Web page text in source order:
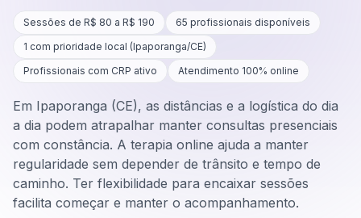
Sessões de R$ 80 a R$ 190 65 profissionais disponíveis
1 com prioridade local (Ipaporanga/CE)
Profissionais com CRP ativo
Atendimento 100% online
Em Ipaporanga (CE), as distâncias e a logística do dia
a dia podem atrapalhar manter consultas presenciais
com constância. A terapia online ajuda a manter
regularidade sem depender de trânsito e tempo de
caminho. Ter flexibilidade para encaixar sessões
facilita começar e manter o acompanhamento.